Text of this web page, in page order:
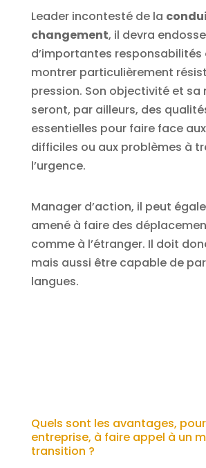
Leader incontesté de la
changement, il devra
d’importantes responsabilités
montrer particulièrement
pression. Son objectivité et sa
seront, par ailleurs, des
essentielles pour faire face
difficiles ou aux problèmes à
l’urgence.
Manager d’action, il peut
amené à faire des
comme à l’étranger. Il doit
mais aussi être capable de
langues.
Quels sont les avantages,
entreprise, à faire appel à un
transition ?